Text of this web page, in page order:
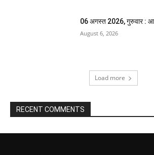
06 अगस्त 2026, गुरुवार :
August 6, 2026
Load more
RECENT COMMENTS